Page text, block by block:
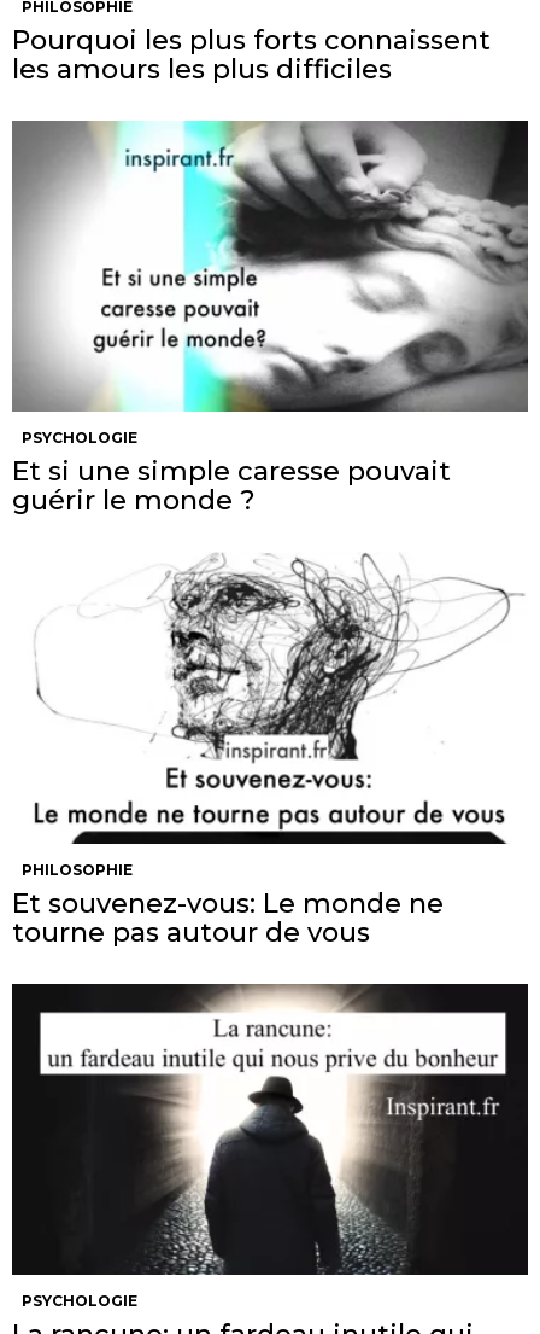
PHILOSOPHIE
Pourquoi les plus forts connaissent
les amours les plus difficiles
PSYCHOLOGIE
Et si une simple caresse pouvait
guérir le monde ?
PHILOSOPHIE
Et souvenez-vous: Le monde ne
tourne pas autour de vous
PSYCHOLOGIE